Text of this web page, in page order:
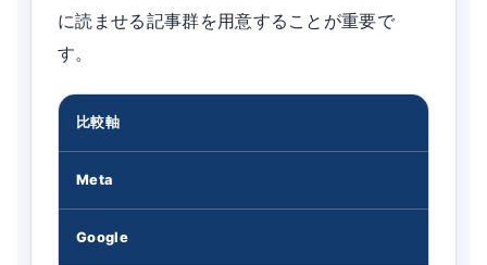
に読ませる記事群を用意することが重要で
す。
比較軸
Meta
Google